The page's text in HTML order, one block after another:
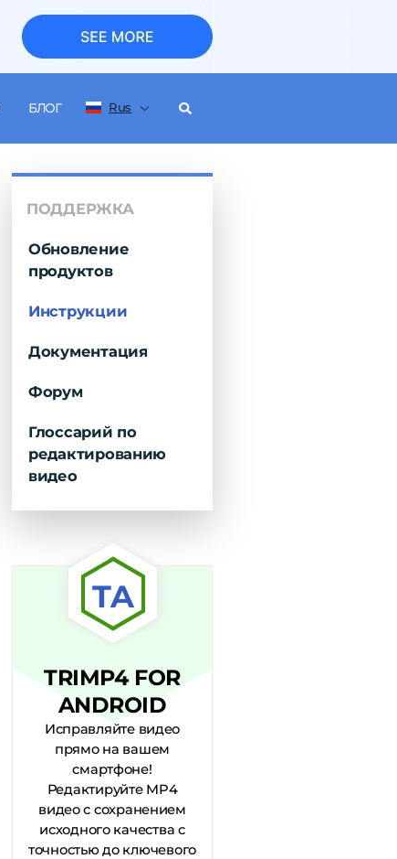
БЛОГ Rus
ПОДДЕРЖКА
Обновление
продуктов
Инструкции
Документация
Форум
Глоссарий по
редактированию
видео
TA
TRIMP4 FOR
ANDROID
Исправляйте видео
прямо на вашем
смартфоне!
Редактируйте MP4
видео с сохранением
исходного качества с
точностью до ключевого